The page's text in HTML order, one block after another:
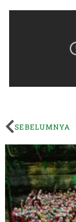
SEBELUMNYA